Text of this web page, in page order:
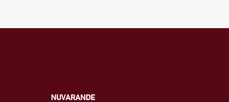
NUVARANDE